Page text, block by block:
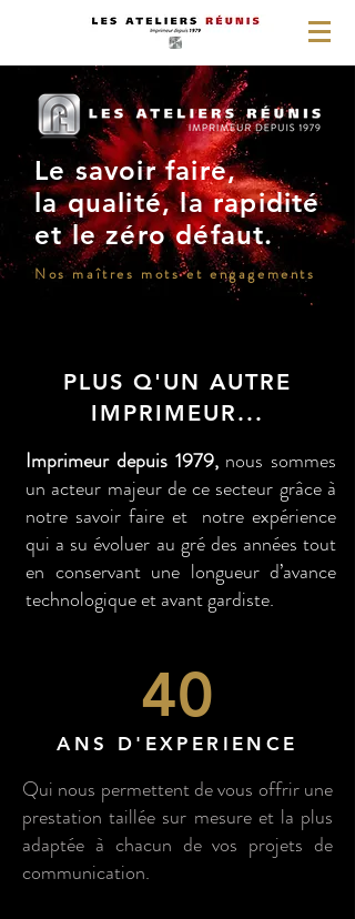
Le savoir faire,
la qualité, la rapidité
et le zéro défaut.
Nos maîtres mots et engagements
PLUS Q'UN AUTRE
IMPRIMEUR...
Imprimeur depuis 1979,nous sommes
un acteur majeur de ce secteur grâce à
notre savoir faire et notre expérience
qui a su évoluer au gré des années tout
en conservant une longueur d’avance
technologique et avant gardiste.
40
ANS D'EXPERIENCE
Qui nous permettent de vous offrir une
prestation taillée sur mesure et la plus
adaptée à chacun de vos projets de
communication.